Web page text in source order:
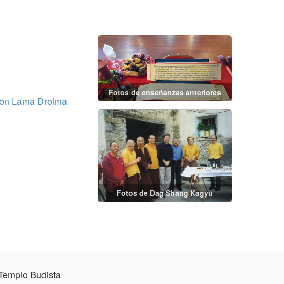
Lama Drolma
Fotos de enseñanzas anteriores
Fotos de Dag Shang Kagyu
Budista